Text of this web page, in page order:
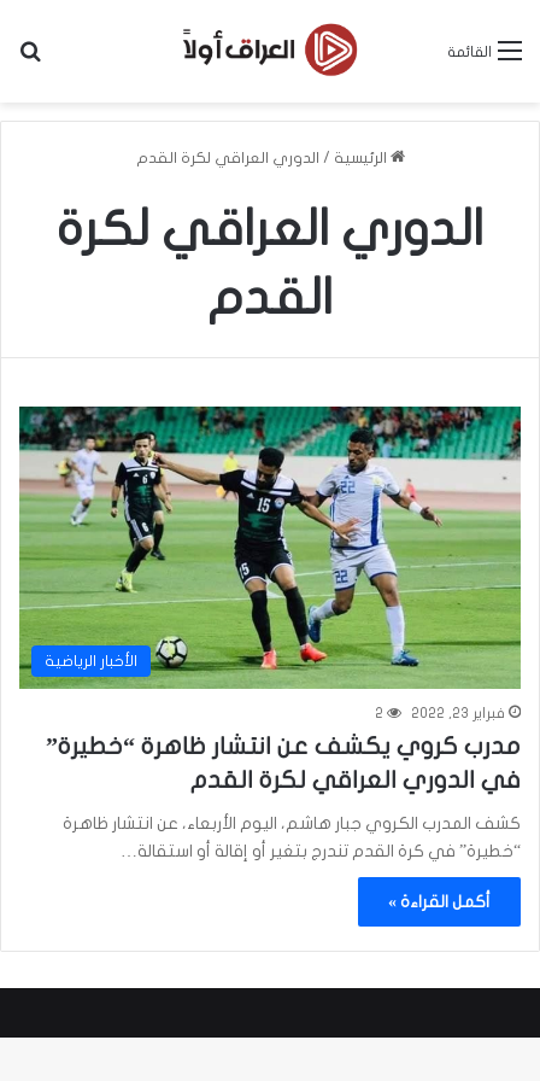
القائمة
الرئيسية / الدوري العراقي لكرة القدم
الدوري العراقي لكرة
القدم
الأخبار الرياضية
فبراير 23, 2022 2
مدرب كروي يكشف عن انتشار ظاهرة “خطيرة”
في الدوري العراقي لكرة القدم
كشف المدرب الكروي جبار هاشم، اليوم الأربعاء، عن انتشار ظاهرة
“خطيرة” في كرة القدم تندرج بتغير أو إقالة أو استقالة…
أكمل القراءة »